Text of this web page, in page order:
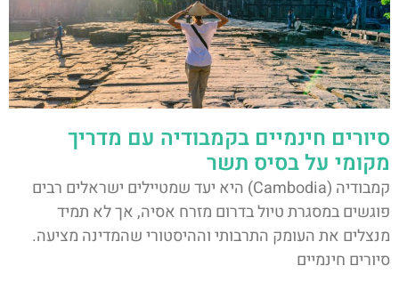
סיורים חינמיים בקמבודיה עם מדריך
מקומי על בסיס תשר
קמבודיה (Cambodia) היא יעד שמטיילים ישראלים רבים
פוגשים במסגרת טיול בדרום מזרח אסיה, אך לא תמיד
מנצלים את העומק התרבותי וההיסטורי שהמדינה מציעה.
סיורים חינמיים